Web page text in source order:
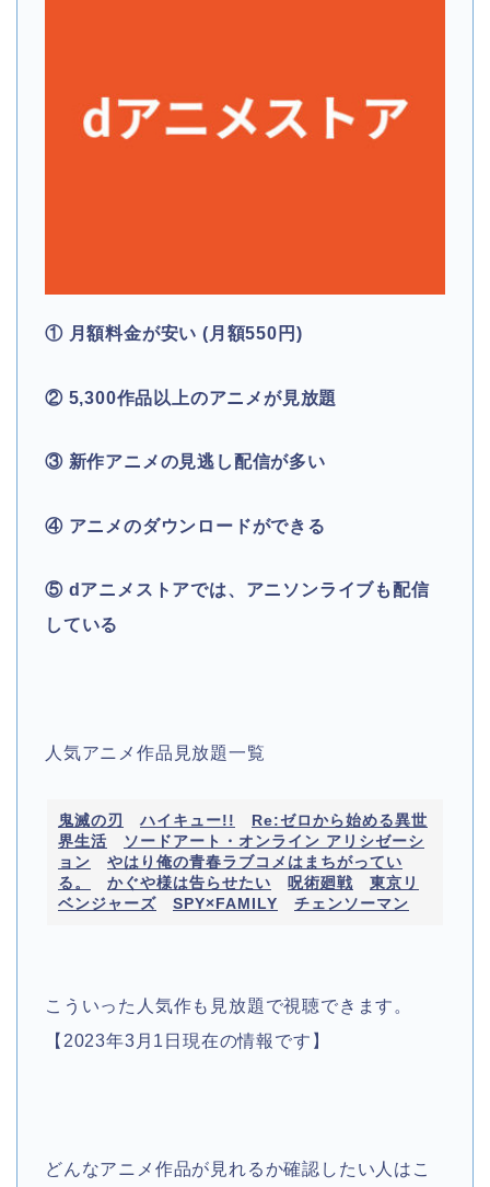
① 月額料金が安い (月額550円)
② 5,300作品以上のアニメが見放題
③ 新作アニメの見逃し配信が多い
④ アニメのダウンロードができる
⑤ dアニメストアでは、アニソンライブも配信
している
人気アニメ作品見放題一覧
鬼滅の刃 ハイキュー!!
Re:ゼロから始める異世
界生活
ソードアート・オンライン アリシゼーシ
ョン
やはり俺の青春ラブコメはまちがってい
る。
かぐや様は告らせたい 呪術廻戦
東京リ
ベンジャーズ
SPY×FAMILY チェンソーマン
こういった人気作も見放題で視聴できます。
【2023年3月1日現在の情報です】
どんなアニメ作品が見れるか確認したい人はこ